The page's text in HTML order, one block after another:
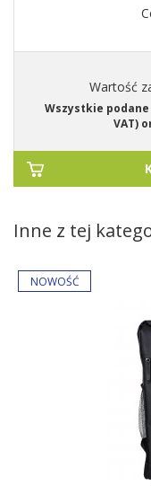
Wartość
Wszystkie
VAT)
Inne z tej